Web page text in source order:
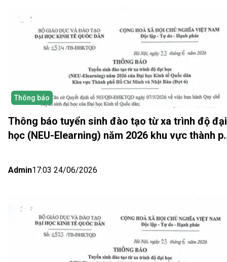
Thông báo
Thông báo tuyển sinh đào tạo từ xa trình độ đại
học (NEU-Elearning) năm 2026 khu vực thành
Admin17:03 24/06/2026